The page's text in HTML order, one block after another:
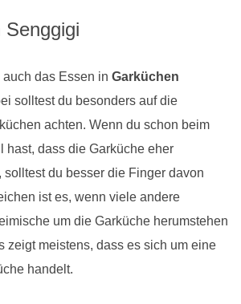
Senggigi
das Essen in Garküchen
solltest du besonders auf die
achten. Wenn du schon beim
hast, dass die Garküche eher
solltest du besser die Finger davon
ist es, wenn viele andere
um die Garküche herumstehen
zeigt meistens, dass es sich um eine
handelt.